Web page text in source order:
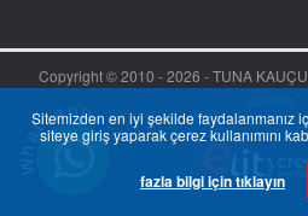
Copyright © 2010 -2026 - TUNA
Sitemizden en iyi şekilde faydalanmanız
siteye giriş yaparak çerez kullanımını
fazla bilgi için tıklayın